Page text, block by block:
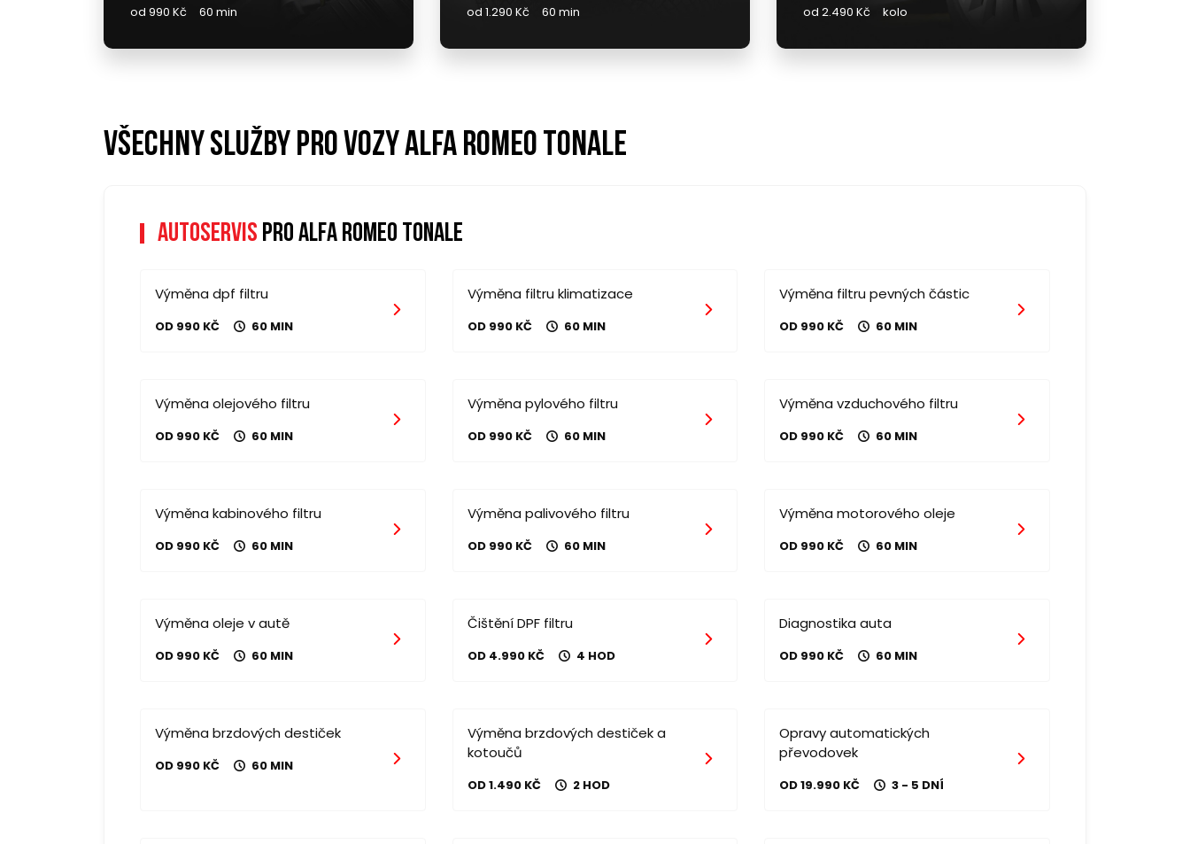
od 990 Kč 60 min od 1.290 Kč 60 min od 2.490 Kč kolo
Všechny služby pro vozy alfa romeo tonale
Autoservis pro alfa romeo tonale
Výměna dpf filtru
OD 990 KČ 60 MIN
Výměna filtru klimatizace
OD 990 KČ 60 MIN
Výměna filtru pevných částic
OD 990 KČ 60 MIN
Výměna olejového filtru
OD 990 KČ 60 MIN
Výměna pylového filtru
OD 990 KČ 60 MIN
Výměna vzduchového filtru
OD 990 KČ 60 MIN
Výměna kabinového filtru
OD 990 KČ 60 MIN
Výměna palivového filtru
OD 990 KČ 60 MIN
Výměna motorového oleje
OD 990 KČ 60 MIN
Výměna oleje v autě
OD 990 KČ 60 MIN
Čištění DPF filtru
OD 4.990 KČ 4 HOD
Diagnostika auta
OD 990 KČ 60 MIN
Výměna brzdových destiček
OD 990 KČ 60 MIN
Výměna brzdových destiček a
kotoučů
OD 1.490 KČ 2 HOD
Opravy automatických
převodovek
OD 19.990 KČ 3 - 5 DNÍ